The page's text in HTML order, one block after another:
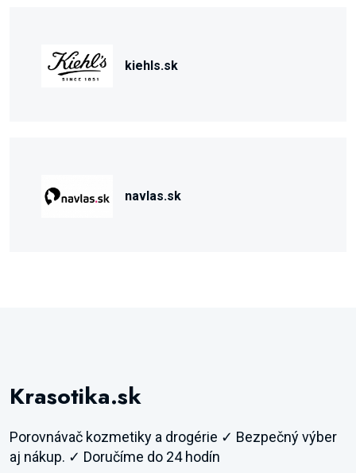
kiehls.sk
navlas.sk
Krasotika.sk
Porovnávač kozmetiky a drogérie ✓ Bezpečný výber
aj nákup. ✓ Doručíme do 24 hodín